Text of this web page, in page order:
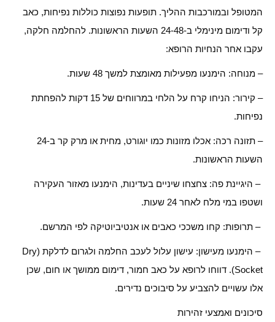
המטופל ובמורכבות ההליך. תופעות נפוצות כוללות נפיחות, כאב
קל ודימום מינימלי ב-24-48 השעות הראשונות. להחלמה חלקה,
עקבו אחר הנחיות הרופא:
– מנוחה: הימנעו מפעילות מאומצת למשך 48 שעות.
– קירור: הניחו קרח על הלחי במרווחים של 15 דקות להפחתת
נפיחות.
– תזונה רכה: אכלו מזונות כמו יוגורט, מחית או מרק קר ב-24
השעות הראשונות.
– היגיינת פה: צחצחו שיניים בעדינות, הימנעו מאזור העקירה
ושטפו במי מלח לאחר 24 שעות.
– תרופות: קחו משככי כאבים או אנטיביוטיקה לפי המרשם.
– הימנעו מעישון: עישון עלול לעכב החלמה ולגרום לדלקת (Dry
Socket). דווחו לרופא על כאב חמור, דימום ממושך או חום, שכן
אלו עשויים להצביע על סיבוכים נדירים.
סיכונים ואמצעי זהירות